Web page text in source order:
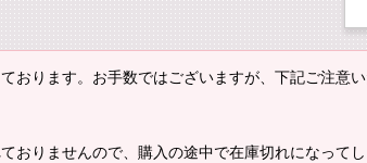
おります。お手数ではございますが、下記ご注意
おりませんので、購入の途中で在庫切れになって